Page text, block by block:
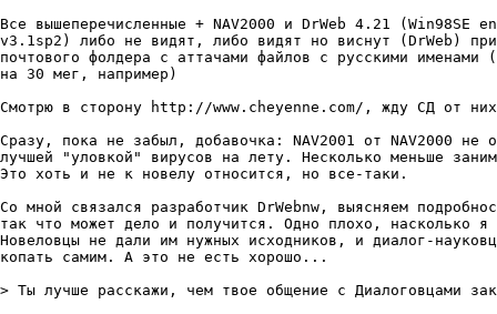
Все вышеперечисленные + NAV2000 и DrWeb 4.21 (Win98SE
v3.1sp2) либо не видят, либо видят но виснут (DrWeb) при
почтового фолдера с аттачами файлов с русскими именами
на 30 мег, например)
Смотрю в сторону http://www.cheyenne.com/, жду СД от
Cразу, пока не забыл, добавочка: NAV2001 от NAV2000 не
лучшей "уловкой" вирусов на лету. Несколько меньше
Это хоть и не к новелу относится, но все-таки.
Со мной связался разработчик DrWebnw, выясняем
так что может дело и получится. Одно плохо, насколько
Новеловцы не дали им нужных исходников, и диалог-
копать самим. А это не есть хорошо...
> Ты лучше pасскажи, чем твое общение с Диалоговцами